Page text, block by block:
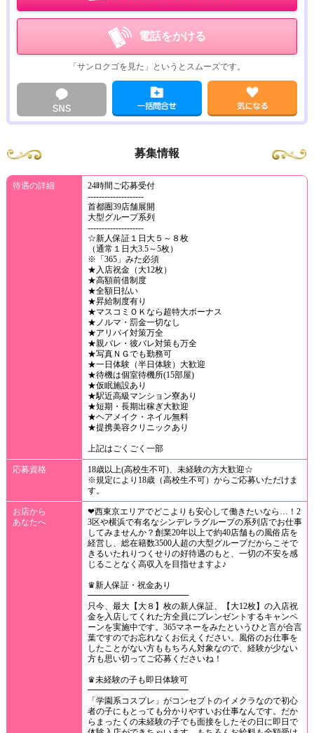
電話をかける
「サンロクゴを見た」というとスムーズです。
募集情報
待遇の詳細
24時間ご応募受付
--------------------
首都圏39店舗展開
大型グループ系列
--------------------
☆新人保証１日大５～８枚
（通常１日大3.5～5枚）
※「365」みた必須
★入店祝金（大12枚）
★高額前借制度
★全額日払い
★昇給制度有り
★マスコミＯＫなら超特大ボーナス
★ノルマ・罰金一切なし
★アリバイ対策万全
★親バレ・彼バレ対策も万全
★写真ＮＧでも勤務可
★一日体験（半日体験）大歓迎
★待機は個室待機所(15部屋)
★仮眠施設あり
★駅近高級マンション寮あり
★短期・長期出稼ぎ大歓迎
★ヘアメイク・ネイル無料
★提携美容クリニックあり
上記はごくごく一部
応募資格
18歳以上(高校生不可)、未経験の方大歓迎☆
※規定により18歳（高校生不可）からご応募いただけま
す。
お店から
あなたへ
❤西東京エリアでどこよりも安心して働きたいなら…！2
3区や横浜で有名なシンデレラグループの系列店でお仕事
してみませんか？創業20年以上で約40店舗もの風俗店を
経営し、総在籍数3500人超の大型グループだからこそで
きるいたれりつくせりの好待遇のもと、一切の不安を感
じることなく高収入を目指せますよ♪
♛新人保証・祝金あり
━━━━━━━━━━━━
只今、最大【大８】枚の新人保証、【大12枚】の入店祝
金を入店してくれた方全員にプレンゼントするキャンペ
ーンを実施中です。365マネーをみたというひと言が合言
葉ですのでお忘れなくお伝えください。風俗のお仕事を
したことがない方ももちろん対象なので、経験が少ない
方も思い切ってご応募くださいね！
♛未経験の子も即日体験可
━━━━━━━━━━━━
「学園系コスプレ」がコンセプトのイメクラなので初心
者の子にもとっても分かりやすいお仕事なんです。だか
らまったくの未経験の子でも面接をしたその日に即日で